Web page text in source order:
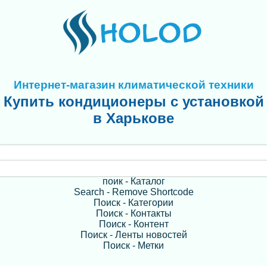
Интернет-магазин климатической техники
Купить кондиционеры с установкой
в Харькове
поик - Каталог
Search - Remove Shortcode
Поиск - Категории
Поиск - Контакты
Поиск - Контент
Поиск - Ленты новостей
Поиск - Метки